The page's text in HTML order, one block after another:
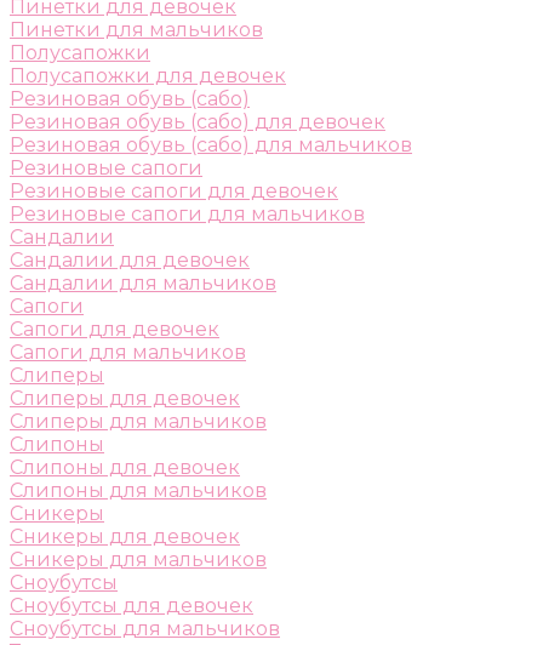
Пинетки для девочек
Пинетки для мальчиков
Полусапожки
Полусапожки для девочек
Резиновая обувь (сабо)
Резиновая обувь (сабо) для девочек
Резиновая обувь (сабо) для мальчиков
Резиновые сапоги
Резиновые сапоги для девочек
Резиновые сапоги для мальчиков
Сандалии
Сандалии для девочек
Сандалии для мальчиков
Сапоги
Сапоги для девочек
Сапоги для мальчиков
Слиперы
Слиперы для девочек
Слиперы для мальчиков
Слипоны
Слипоны для девочек
Слипоны для мальчиков
Сникеры
Сникеры для девочек
Сникеры для мальчиков
Сноубутсы
Сноубутсы для девочек
Сноубутсы для мальчиков